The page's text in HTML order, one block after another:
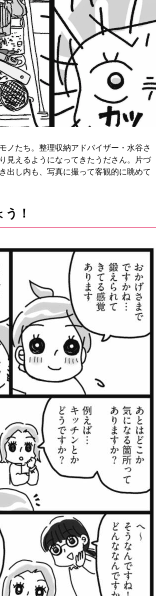
ノたち。整理収納アドバイザー・水谷さ
見えるようになってきたうださん。片づ
出し内も、写真に撮って客観的に眺めて
！